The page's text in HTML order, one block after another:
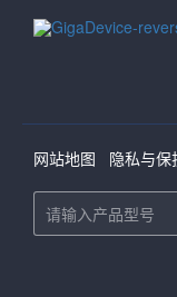
网站地图 隐私与保